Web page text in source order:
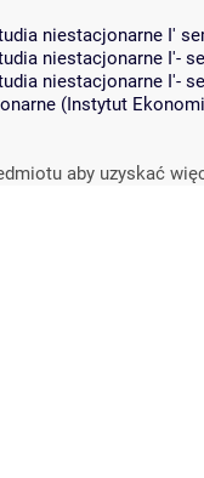
niestacjonarne I'
niestacjonarne I'-
niestacjonarne I'-
(Instytut
aby uzyskać